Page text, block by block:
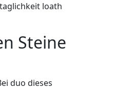
loath
Steine
duo dieses